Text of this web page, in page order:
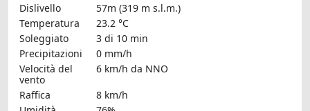
Dislivello
57m (319 m s.l.m.)
Temperatura
23.2 °C
Soleggiato
3 di 10 min
Precipitazioni
0 mm/h
Velocità del
vento
6 km/h da NNO
Raffica
8 km/h